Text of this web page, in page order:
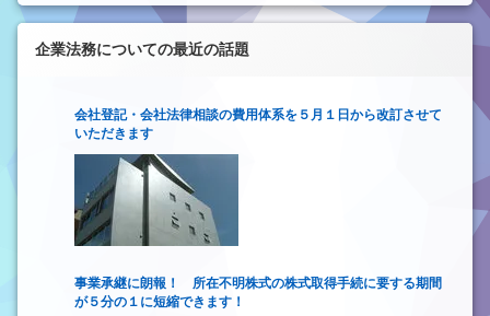
企業法務についての最近の話題
会社登記・会社法律相談の費用体系を５月１日から改訂させて
いただきます
事業承継に朗報！ 所在不明株式の株式取得手続に要する期間
が５分の１に短縮できます！